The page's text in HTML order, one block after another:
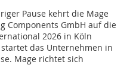
Pause kehrt die Mage
Components GmbH auf die
2026 in Köln
das Unternehmen in
Mage richtet sich